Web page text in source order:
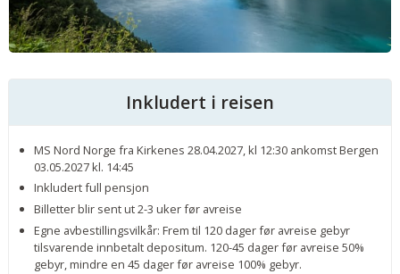
Inkludert i reisen
MS Nord Norge fra Kirkenes 28.04.2027, kl 12:30 ankomst Bergen
03.05.2027 kl. 14:45
Inkludert full pensjon
Billetter blir sent ut 2-3 uker før avreise
Egne avbestillingsvilkår: Frem til 120 dager før avreise gebyr
tilsvarende innbetalt depositum. 120-45 dager før avreise 50%
gebyr, mindre en 45 dager før avreise 100% gebyr.